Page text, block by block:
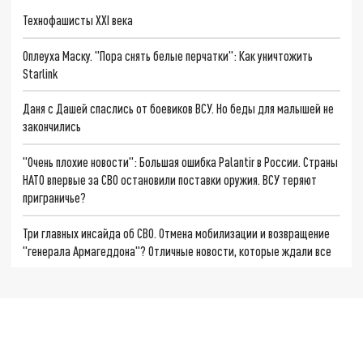
Технофашисты XXI века
Оплеуха Маску. "Пора снять белые перчатки": Как уничтожить
Starlink
Даня с Дашей спаслись от боевиков ВСУ. Но беды для малышей не
закончились
"Очень плохие новости": Большая ошибка Palantir в России. Страны
НАТО впервые за СВО остановили поставки оружия. ВСУ теряют
приграничье?
Три главных инсайда об СВО. Отмена мобилизации и возвращение
"генерала Армагеддона"? Отличные новости, которые ждали все